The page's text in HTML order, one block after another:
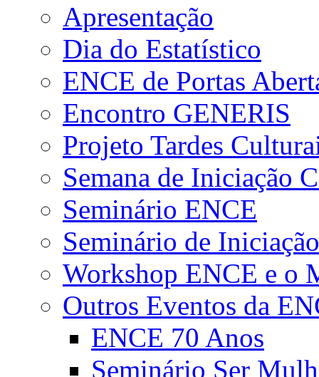
Apresentação
Dia do Estatístico
ENCE de Portas
Encontro GENERIS
Projeto Tardes
Semana de Iniciação
Seminário ENCE
Seminário de
Workshop ENCE e o
Outros Eventos da
ENCE 70 Anos
Seminário Ser